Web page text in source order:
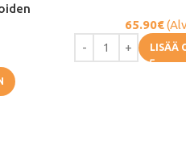
65.90€
LISÄÄ